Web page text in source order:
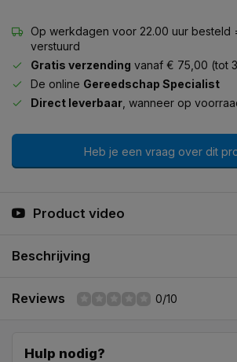
Op werkdagen voor 22.00 uur besteld
verstuurd
Gratis verzending vanaf € 75,00 (tot
De online Gereedschap Specialist
Direct leverbaar , wanneer op
Heb je een vraag over dit
Product video
Beschrijving
Reviews 0/10
Hulp nodig?